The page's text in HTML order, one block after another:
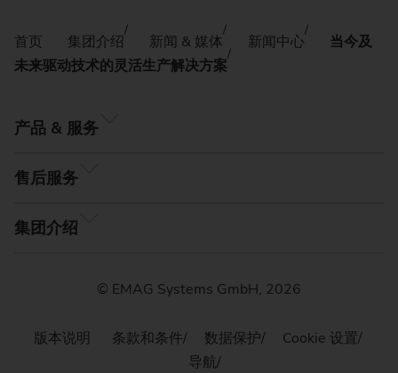
首页 集团介绍 新闻 & 媒体 新闻中心
当今及
未来驱动技术的灵活生产解决方案
产品 & 服务
售后服务
集团介绍
© EMAG Systems GmbH, 2026
版本说明 条款和条件 数据保护
Cookie 设置
导航